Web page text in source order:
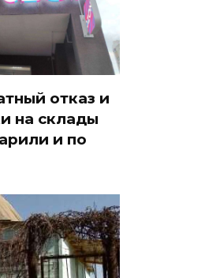
отказ и
на склады
и по